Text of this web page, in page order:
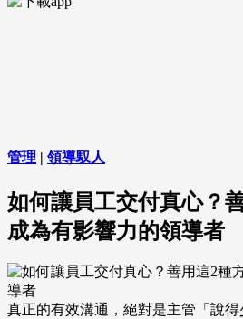
管理 | 領導馭人
如何讓員工交付真心？
成為有影響力的領導者
真正的有效溝通，絕對是主管「說得